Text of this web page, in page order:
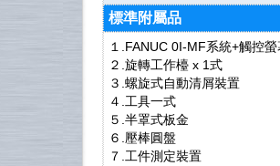
標準附屬品
１.FANUC 0I-MF系統+觸控
２.旋轉工作檯 x 1式
３.螺旋式自動清屑裝置
４.工具一式
５.半罩式板金
６.壓棒圓盤
７.工件測定裝置